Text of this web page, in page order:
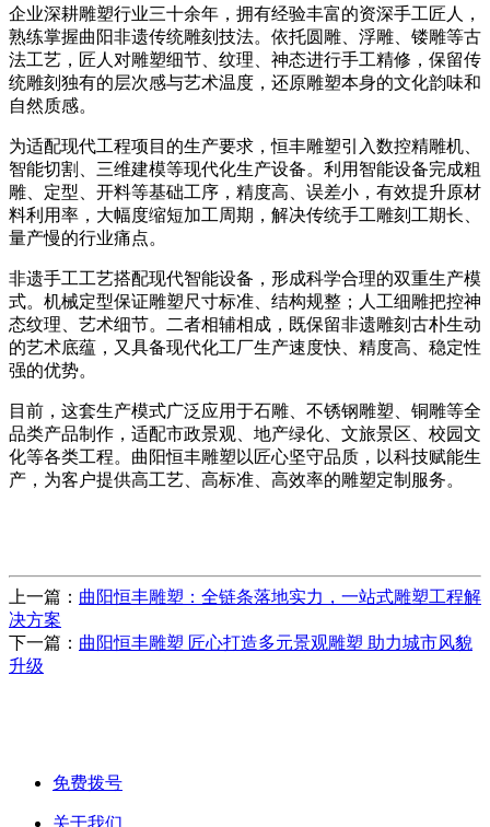
企业深耕雕塑行业三十余年，拥有经验丰富的资深手工匠人，
熟练掌握曲阳非遗传统雕刻技法。依托圆雕、浮雕、镂雕等古
法工艺，匠人对雕塑细节、纹理、神态进行手工精修，保留传
统雕刻独有的层次感与艺术温度，还原雕塑本身的文化韵味和
自然质感。
为适配现代工程项目的生产要求，恒丰雕塑引入数控精雕机、
智能切割、三维建模等现代化生产设备。利用智能设备完成粗
雕、定型、开料等基础工序，精度高、误差小，有效提升原材
料利用率，大幅度缩短加工周期，解决传统手工雕刻工期长、
量产慢的行业痛点。
非遗手工工艺搭配现代智能设备，形成科学合理的双重生产模
式。机械定型保证雕塑尺寸标准、结构规整；人工细雕把控神
态纹理、艺术细节。二者相辅相成，既保留非遗雕刻古朴生动
的艺术底蕴，又具备现代化工厂生产速度快、精度高、稳定性
强的优势。
目前，这套生产模式广泛应用于石雕、不锈钢雕塑、铜雕等全
品类产品制作，适配市政景观、地产绿化、文旅景区、校园文
化等各类工程。曲阳恒丰雕塑以匠心坚守品质，以科技赋能生
产，为客户提供高工艺、高标准、高效率的雕塑定制服务。
上一篇： 曲阳恒丰雕塑：全链条落地实力，一站式雕塑工程解
决方案
下一篇： 曲阳恒丰雕塑 匠心打造多元景观雕塑 助力城市风貌
升级
免费拨号
关于我们